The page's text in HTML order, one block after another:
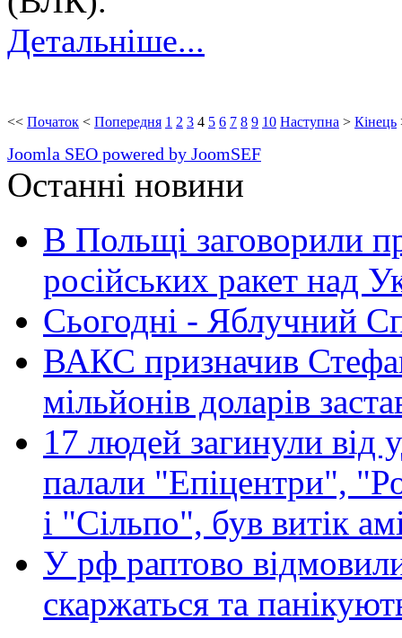
Детальніше...
<< Початок < Попередня 1 2 3 4 5 6 7 8 9 10 Наступна > Кінець
Joomla SEO powered by JoomSEF
Останні новини
В Польщі заговорили
російських ракет над
Сьогодні - Яблучний
ВАКС призначив
мільйонів доларів
17 людей загинули від
палали "Епіцентри",
і "Сільпо", був витік
У рф раптово
скаржаться та